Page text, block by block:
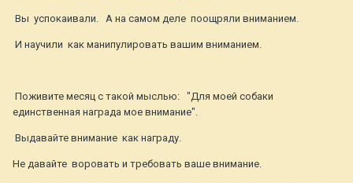
Вы успокаивали. А на самом деле поощряли вниманием.
И научили как манипулировать вашим вниманием.
Поживите месяц с такой мыслью: "Для моей собаки
единственная награда мое внимание".
Выдавайте внимание как награду.
Не давайте воровать и требовать ваше внимание.